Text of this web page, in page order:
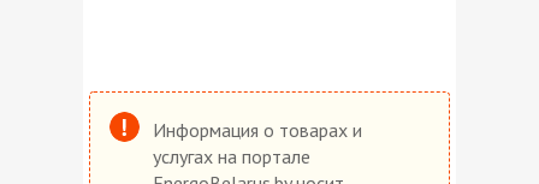
Информация о товарах и
услугах на портале